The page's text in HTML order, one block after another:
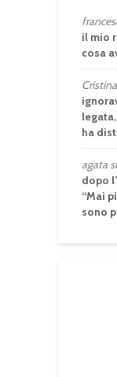
il mio
cosa
ha
agata
dopo
“Mai
sono